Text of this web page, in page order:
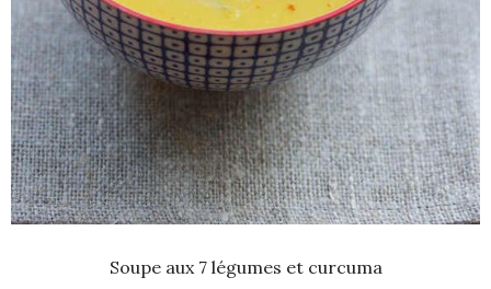
Soupe aux 7 légumes et curcuma